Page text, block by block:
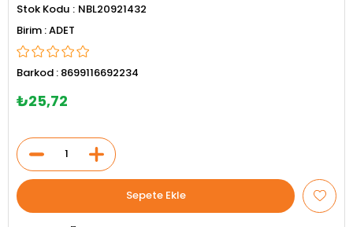
Stok Kodu
NBL20921432
ADET
Barkod : 8699116692234
₺25,72